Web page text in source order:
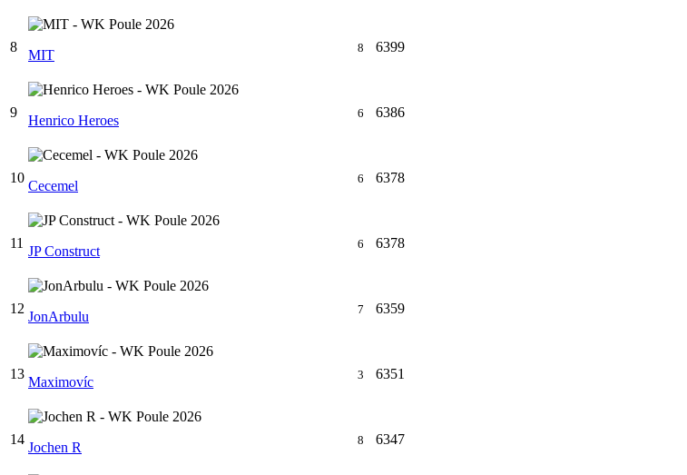
8
MIT 8 6399
9
Henrico Heroes 6 6386
10
Cecemel 6 6378
11
JP Construct 6 6378
12
JonArbulu 7 6359
13
Maximovíc 3 6351
14
Jochen R 8 6347